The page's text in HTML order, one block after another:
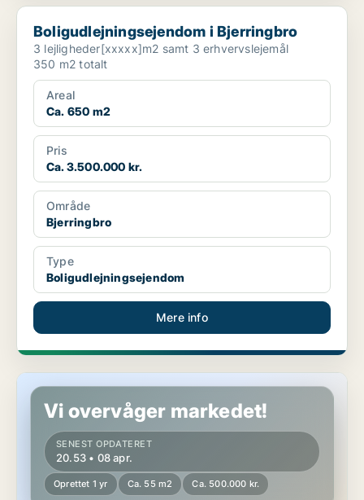
Boligudlejningsejendom i Bjerringbro
Boligudlejningsejendom i Bjerringbro
3 lejligheder[xxxxx]m2 samt 3 erhvervslejemål
350 m2 totalt
Areal
Ca. 650 m2
Pris
Ca. 3.500.000 kr.
Område
Bjerringbro
Type
Boligudlejningsejendom
Mere info
Butik i Tranbjerg J
Vi overvåger markedet!
SENEST OPDATERET
20.53 • 08 apr.
Oprettet 1 yr Ca. 55 m2 Ca. 500.000 kr.